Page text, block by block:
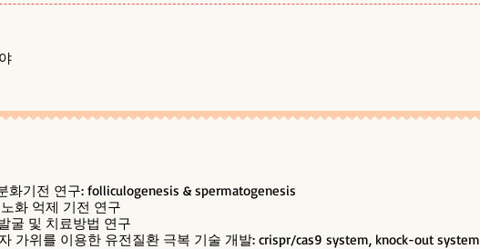
화기전 연구: folliculogenesis & spermatogenesis
화 억제 기전 연구
굴 및 치료방법 연구
가위를 이용한 유전질환 극복 기술 개발: crispr/cas9 system, knock-out system